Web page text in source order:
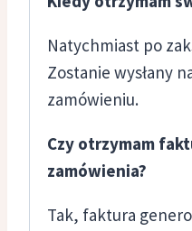
Natychmiast po
Zostanie wysłany
zamówieniu.
Czy otrzymam
zamówienia?
Tak, faktura